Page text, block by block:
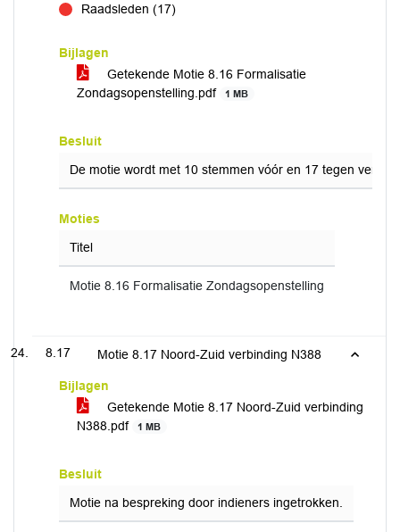
Raadsleden (17)
Bijlagen
Getekende Motie 8.16 Formalisatie
Zondagsopenstelling.pdf
1 MB
Besluit
De motie wordt met 10 stemmen vóór en 17 tegen
Moties
Titel
Motie 8.16 Formalisatie Zondagsopenstelling
8.17 Motie 8.17 Noord-Zuid verbinding N388
Bijlagen
Getekende Motie 8.17 Noord-Zuid verbinding
N388.pdf
1 MB
Besluit
Motie na bespreking door indieners ingetrokken.